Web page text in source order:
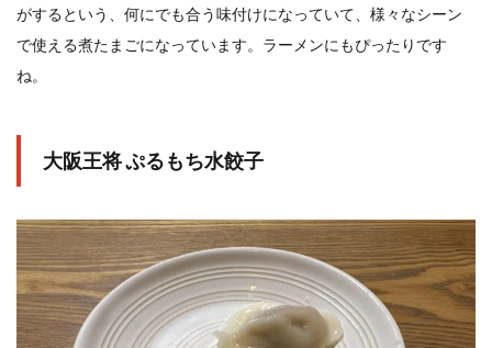
がするという、何にでも合う味付けになっていて、様々なシーン
で使える煮たまごになっています。ラーメンにもぴったりです
ね。
大阪王将 ぷるもち水餃子